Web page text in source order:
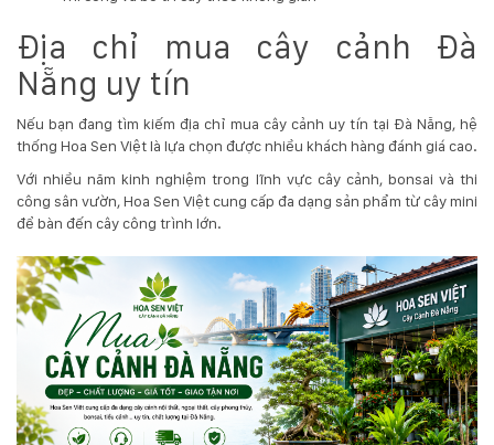
Địa chỉ mua cây cảnh Đà
Nẵng uy tín
Nếu bạn đang tìm kiếm địa chỉ mua cây cảnh uy tín tại Đà Nẵng, hệ
thống Hoa Sen Việt là lựa chọn được nhiều khách hàng đánh giá cao.
Với nhiều năm kinh nghiệm trong lĩnh vực cây cảnh, bonsai và thi
công sân vườn, Hoa Sen Việt cung cấp đa dạng sản phẩm từ cây mini
để bàn đến cây công trình lớn.